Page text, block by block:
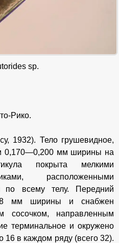
sp.
Рико.
1932). Тело грушевидное,
0,170—0,200 мм ширины на
покрыта мелкими
расположенными
по всему телу. Передний
мм ширины и снабжен
сосочком, направленным
терминальное и окружено
в каждом ряду (всего 32).